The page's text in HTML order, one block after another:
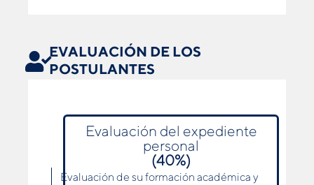
EVALUACIÓN DE LOS
POSTULANTES
Evaluación del expediente
personal
(40%)
Evaluación de su formación académica y